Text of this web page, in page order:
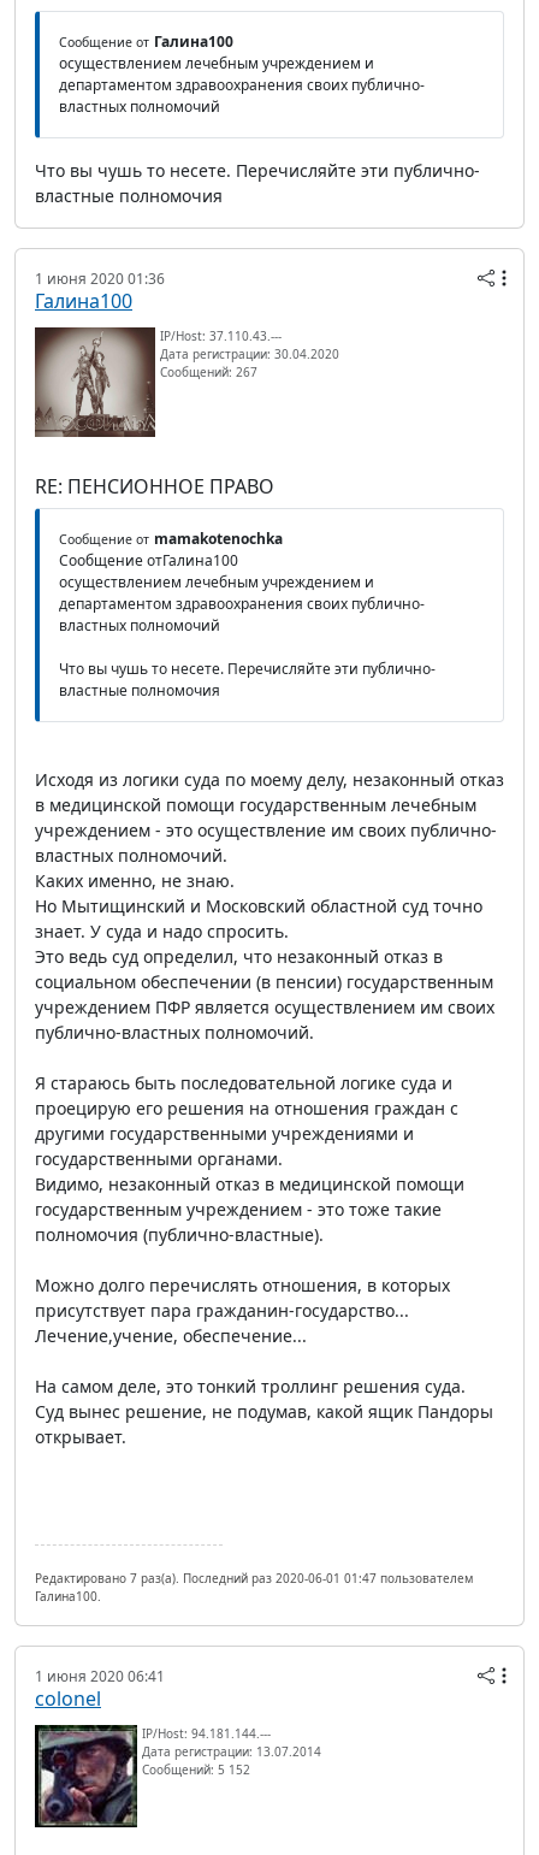
Сообщение от Галина100
осуществлением лечебным учреждением и
департаментом здравоохранения своих публично-
властных полномочий
Что вы чушь то несете. Перечисляйте эти публично-
властные полномочия
1 июня 2020 01:36
Галина100
IP/Host: 37.110.43.---
Дата регистрации: 30.04.2020
Сообщений: 267
RE: ПЕНСИОННОЕ ПРАВО
Сообщение от mamakotenochka
Сообщение отГалина100
осуществлением лечебным учреждением и
департаментом здравоохранения своих публично-
властных полномочий
Что вы чушь то несете. Перечисляйте эти публично-
властные полномочия
Исходя из логики суда по моему делу, незаконный отказ
в медицинской помощи государственным лечебным
учреждением - это осуществление им своих публично-
властных полномочий.
Каких именно, не знаю.
Но Мытищинский и Московский областной суд точно
знает. У суда и надо спросить.
Это ведь суд определил, что незаконный отказ в
социальном обеспечении (в пенсии) государственным
учреждением ПФР является осуществлением им своих
публично-властных полномочий.
Я стараюсь быть последовательной логике суда и
проецирую его решения на отношения граждан с
другими государственными учреждениями и
государственными органами.
Видимо, незаконный отказ в медицинской помощи
государственным учреждением - это тоже такие
полномочия (публично-властные).
Можно долго перечислять отношения, в которых
присутствует пара гражданин-государство...
Лечение,учение, обеспечение...
На самом деле, это тонкий троллинг решения суда.
Суд вынес решение, не подумав, какой ящик Пандоры
открывает.
Редактировано 7 раз(а). Последний раз 2020-06-01 01:47 пользователем
Галина100.
1 июня 2020 06:41
colonel
IP/Host: 94.181.144.---
Дата регистрации: 13.07.2014
Сообщений: 5 152